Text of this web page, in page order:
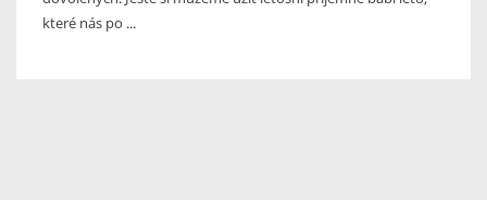
které nás po ...